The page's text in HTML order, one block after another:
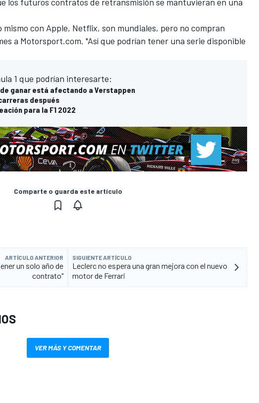
mismo con Apple, Netflix, son mundiales, pero no compran
a Motorsport.com. "Así que podrían tener una serie disponible
1 que podrían interesarte:
ganar está afectando a Verstappen
después
para la F1 2022
Comparte o guarda este artículo
ARTÍCULO ANTERIOR
un solo año de
contrato"
SIGUIENTE ARTÍCULO
Leclerc no espera una gran mejora con el nuevo
motor de Ferrari
VER MÁS Y COMENTAR